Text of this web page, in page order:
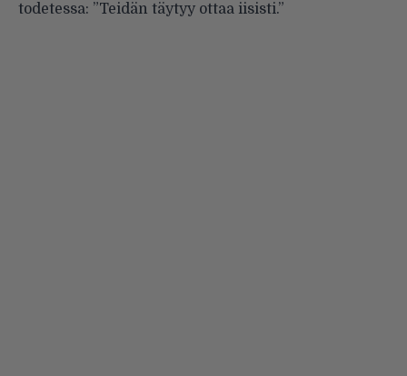
todetessa: ”Teidän täytyy ottaa iisisti.”